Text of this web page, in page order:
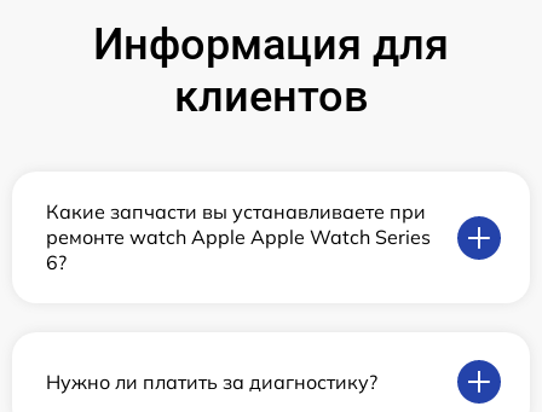
Информация для
клиентов
Какие запчасти вы устанавливаете при
ремонте watch Apple Apple Watch Series
6?
Нужно ли платить за диагностику?